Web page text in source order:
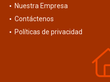
Nuestra Empresa
Contáctenos
Políticas de privacidad